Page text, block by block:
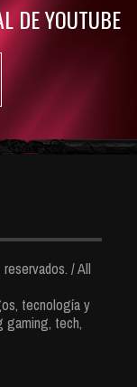
DE YOUTUBE
/ All
tecnología y
gaming, tech,